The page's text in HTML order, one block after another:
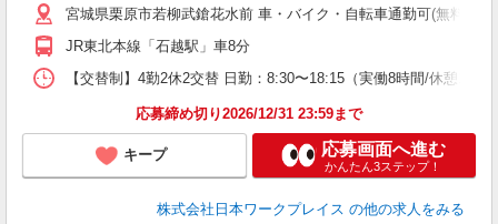
宮城県栗原市若柳武鎗花水前 車・バイク・自転車通勤可(無料駐
JR東北本線「石越駅」車8分
【交替制】4勤2休2交替 日勤：8:30〜18:15（実働8時間/休憩
応募締め切り2026/12/31 23:59まで
キープ 応募画面へ進む
かんたん3ステップ！
株式会社日本ワークプレイス の他の求人をみる